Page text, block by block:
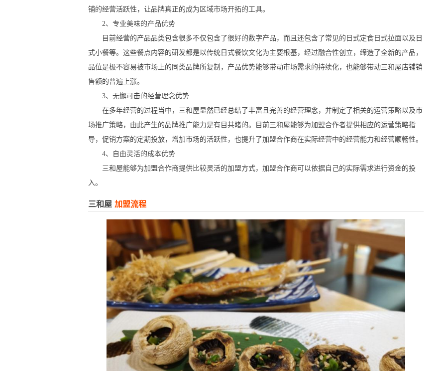
铺的经营活跃性，让品牌真正的成为区域市场开拓的工具。
2、专业美味的产品优势
目前经营的产品品类包含很多不仅包含了很好的数字产品，而且还包含了常见的日式定食日式拉面以及日
式小餐等。这些餐点内容的研发都是以传统日式餐饮文化为主要根基，经过融合性创立，缔造了全新的产品，
品位是极不容易被市场上的同类品牌所复制，产品优势能够带动市场需求的持续化，也能够带动三和屋店铺销
售额的普遍上涨。
3、无懈可击的经营理念优势
在多年经营的过程当中，三和屋显然已经总结了丰富且完善的经营理念，并制定了相关的运营策略以及市
场推广策略，由此产生的品牌推广能力是有目共睹的。目前三和屋能够为加盟合作者提供相应的运营策略指
导，促销方案的定期投放，增加市场的活跃性，也提升了加盟合作商在实际经营中的经营能力和经营顺畅性。
4、自由灵活的成本优势
三和屋能够为加盟合作商提供比较灵活的加盟方式，加盟合作商可以依据自己的实际需求进行资金的投
入。
三和屋 加盟流程